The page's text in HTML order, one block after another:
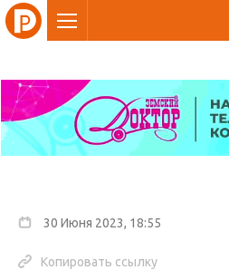
30 Июня 2023, 18:55
Копировать ссылку